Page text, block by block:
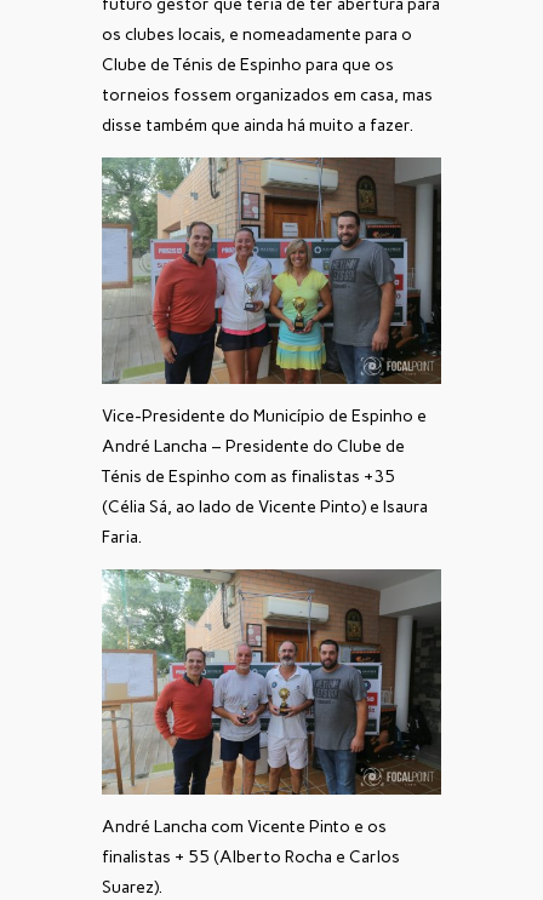
futuro gestor que teria de ter abertura para
os clubes locais, e nomeadamente para o
Clube de Ténis de Espinho para que os
torneios fossem organizados em casa, mas
disse também que ainda há muito a fazer.
Vice-Presidente do Município de Espinho e
André Lancha – Presidente do Clube de
Ténis de Espinho com as finalistas +35
(Célia Sá, ao lado de Vicente Pinto) e Isaura
Faria.
André Lancha com Vicente Pinto e os
finalistas + 55 (Alberto Rocha e Carlos
Suarez).